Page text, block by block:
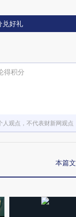
兑好礼
得积分
人观点，不代表财新网观点
本篇